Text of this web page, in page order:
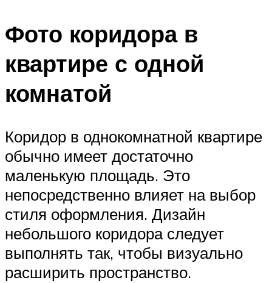
Фото коридора в
квартире с одной
комнатой
Коридор в однокомнатной квартире
обычно имеет достаточно
маленькую площадь. Это
непосредственно влияет на выбор
стиля оформления. Дизайн
небольшого коридора следует
выполнять так, чтобы визуально
расширить пространство.